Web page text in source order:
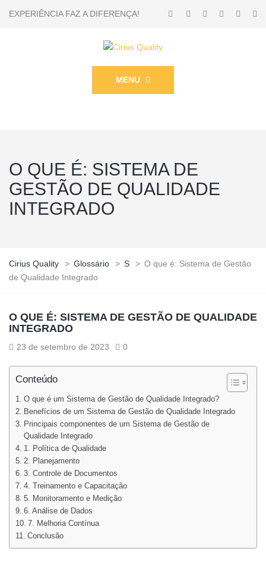
EXPERIÊNCIA FAZ A DIFERENÇA!
MENU
O QUE É: SISTEMA DE
GESTÃO DE QUALIDADE
INTEGRADO
Cirius Quality > Glossário > S > O que é: Sistema de Gestão
de Qualidade Integrado
O QUE É: SISTEMA DE GESTÃO DE QUALIDADE
INTEGRADO
23 de setembro de 2023 0
Conteúdo
O que é um Sistema de Gestão de Qualidade Integrado?
Benefícios de um Sistema de Gestão de Qualidade Integrado
Principais componentes de um Sistema de Gestão de
Qualidade Integrado
1. Política de Qualidade
2. Planejamento
3. Controle de Documentos
4. Treinamento e Capacitação
5. Monitoramento e Medição
6. Análise de Dados
7. Melhoria Contínua
Conclusão